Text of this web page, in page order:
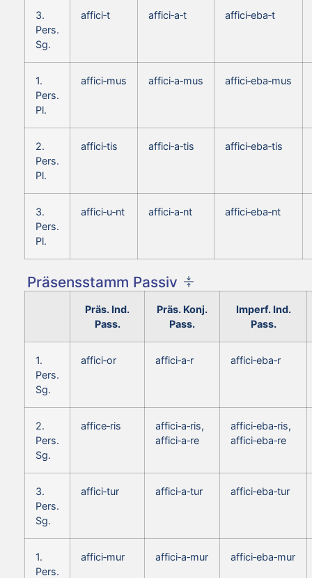
3.
Pers.
Sg.
affici‑t affici‑a‑t affici‑eba‑t
1.
Pers.
Pl.
affici‑mus affici‑a‑mus affici‑eba‑mus
2.
Pers.
Pl.
affici‑tis affici‑a‑tis affici‑eba‑tis
3.
Pers.
Pl.
affici‑u‑nt affici‑a‑nt affici‑eba‑nt
Präsensstamm Passiv
Präs. Ind.
Pass.
Präs. Konj.
Pass.
Imperf. Ind.
Pass.
1.
Pers.
Sg.
affici‑or affici‑a‑r affici‑eba‑r
2.
Pers.
Sg.
affice‑ris
affici‑a‑ris,
affici‑a‑re
affici‑eba‑ris,
affici‑eba‑re
3.
Pers.
Sg.
affici‑tur affici‑a‑tur affici‑eba‑tur
1.
Pers.
affici‑mur affici‑a‑mur affici‑eba‑mur